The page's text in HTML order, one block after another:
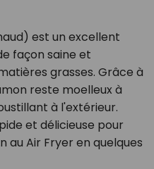
est un excellent
façon saine et
grasses. Grâce à
reste moelleux à
à l'extérieur.
et délicieuse pour
au Air Fryer en quelques